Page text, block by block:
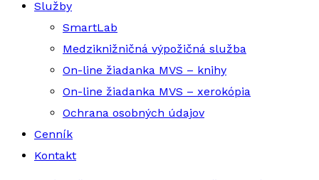
Služby
SmartLab
Medziknižničná výpožičná služba
On-line žiadanka MVS – knihy
On-line žiadanka MVS – xerokópia
Ochrana osobných údajov
Cenník
Kontakt